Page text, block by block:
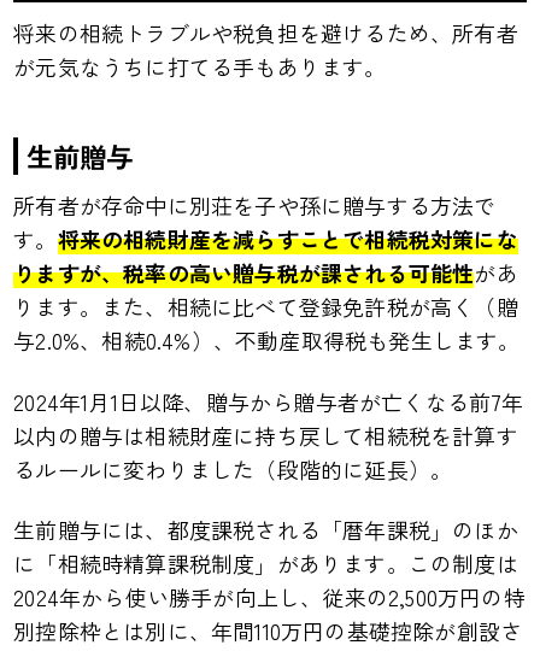
将来の相続トラブルや税負担を避けるため、所有者
が元気なうちに打てる手もあります。
生前贈与
所有者が存命中に別荘を子や孫に贈与する方法で
す。 将来の相続財産を減らすことで相続税対策にな
りますが、税率の高い贈与税が課される可能性があ
ります。また、相続に比べて登録免許税が高く（贈
与2.0%、相続0.4%）、不動産取得税も発生します。
2024年1月1日以降、贈与から贈与者が亡くなる前7年
以内の贈与は相続財産に持ち戻して相続税を計算す
るルールに変わりました（段階的に延長）。
生前贈与には、都度課税される「暦年課税」のほか
に「相続時精算課税制度」があります。この制度は
2024年から使い勝手が向上し、従来の2,500万円の特
別控除枠とは別に、年間110万円の基礎控除が創設さ